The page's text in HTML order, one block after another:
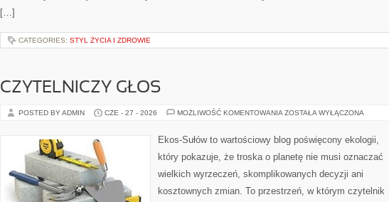
[…]
CATEGORIES: STYL ŻYCIA I ZDROWIE
CZYTELNICZY GŁOS
POSTED BY ADMIN CZE - 27 - 2026 MOŻLIWOŚĆ KOMENTOWANIA CZYTELNICZY
ZOSTAŁA WYŁĄCZONA
Ekos-Sułów to wartościowy blog poświęcony ekologii,
który pokazuje, że troska o planetę nie musi oznaczać
wielkich wyrzeczeń, skomplikowanych decyzji ani
kosztownych zmian. To przestrzeń, w którym czytelnik